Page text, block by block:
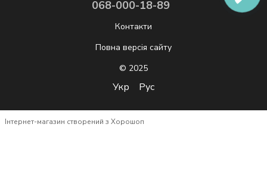
068-000-18-89
Контакти
Повна версія сайту
© 2025
Укр Рус
Інтернет-магазин створений з Хорошоп